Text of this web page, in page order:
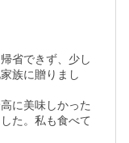
省できず、少し
族に贈りまし
に美味しかった
た。私も食べて